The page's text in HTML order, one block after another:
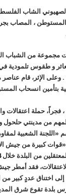
الشاب
، المصاب
مجموعة من الشباب
و طقوس تلمودية في
وعلى الإثر، قام
بتأمين انسحاب
فجراً، حملة اعتقالات
من مدينتي حلحول و
«اللجنة الشعبية
فقد أمطر جيش
إلى اختناق عددٍ كبير
تقوع شرق